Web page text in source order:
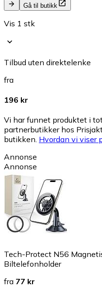
Gå til butikk
Vis 1 stk
Tilbud uten direktelenke
fra
196 kr
Vi har funnet produktet i
partnerbutikker hos
butikken. Hvordan vi viser
Annonse
Annonse
Tech-Protect N56
Biltelefonholder
fra 77 kr